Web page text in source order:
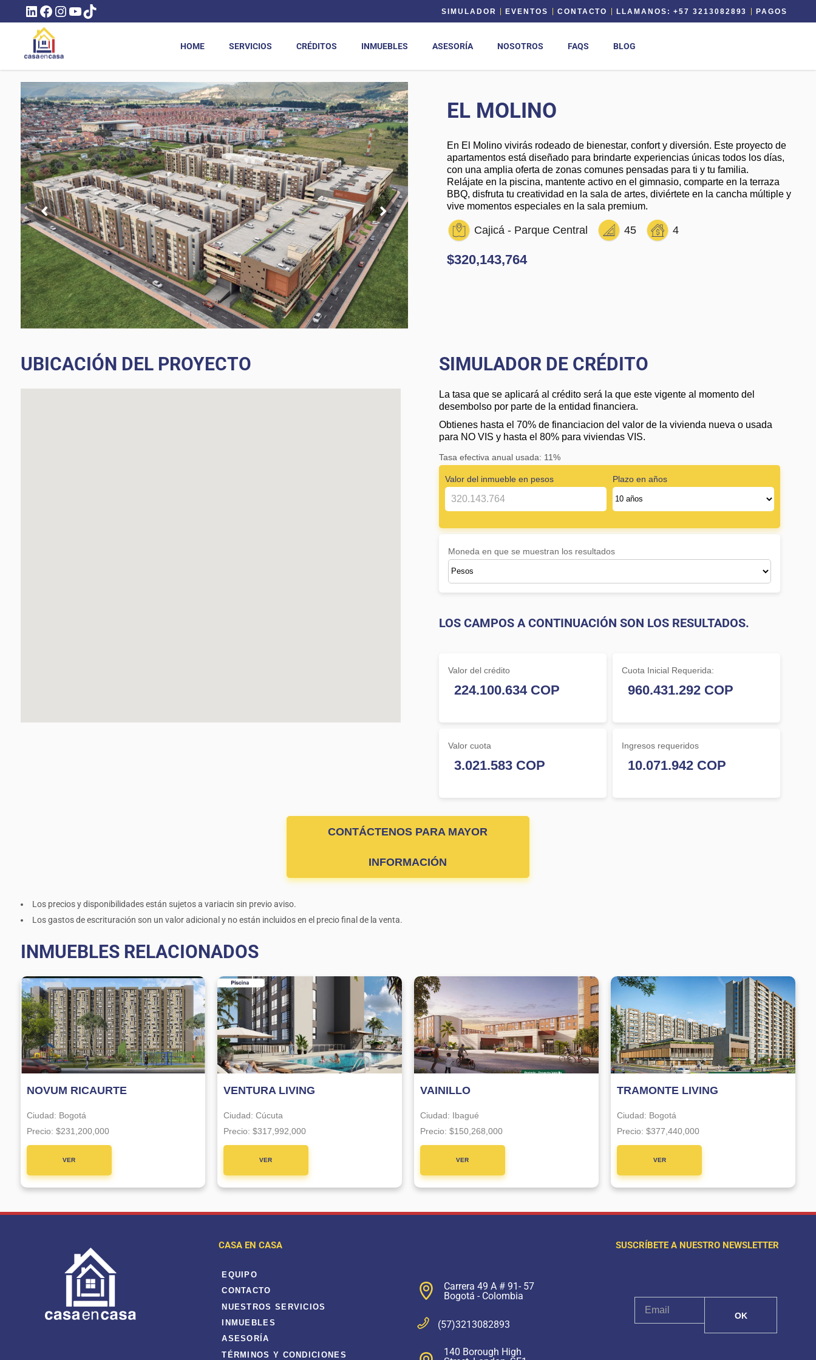
LINKEDIN
FACEBOOK
INSTAGRAM
YOUTUBE
TIKTOK SIMULADOR EVENTOS CONTACTO LLAMANOS: +57 3213082893 PAGOS
HOME SERVICIOS CRÉDITOS INMUEBLES ASESORÍA NOSOTROS FAQS BLOG
EL MOLINO
En El Molino vivirás rodeado de bienestar, confort y diversión. Este proyecto de
apartamentos está diseñado para brindarte experiencias únicas todos los días,
con una amplia oferta de zonas comunes pensadas para ti y tu familia.
Relájate en la piscina, mantente activo en el gimnasio, comparte en la terraza
BBQ, disfruta tu creatividad en la sala de artes, diviértete en la cancha múltiple y
vive momentos especiales en la sala premium.
Cajicá - Parque Central 45 4
$320,143,764
UBICACIÓN DEL PROYECTO SIMULADOR DE CRÉDITO
La tasa que se aplicará al crédito será la que este vigente al momento del
desembolso por parte de la entidad financiera.
Obtienes hasta el 70% de financiacion del valor de la vivienda nueva o usada
para NO VIS y hasta el 80% para viviendas VIS.
Tasa efectiva anual usada: 11%
Valor del inmueble en pesos Plazo en años
Moneda en que se muestran los resultados
LOS CAMPOS A CONTINUACIÓN SON LOS RESULTADOS.
Valor del crédito Cuota Inicial Requerida:
Valor cuota Ingresos requeridos
CONTÁCTENOS PARA MAYOR
INFORMACIÓN
Los precios y disponibilidades están sujetos a variacin sin previo aviso.
Los gastos de escrituración son un valor adicional y no están incluidos en el precio final de la venta.
INMUEBLES RELACIONADOS
NOVUM RICAURTE
Ciudad: Bogotá
Precio: $231,200,000
VER
VENTURA LIVING
Ciudad: Cúcuta
Precio: $317,992,000
VER
VAINILLO
Ciudad: Ibagué
Precio: $150,268,000
VER
TRAMONTE LIVING
Ciudad: Bogotá
Precio:$377,440,000
VER
CASA EN CASA
EQUIPO
CONTACTO
NUESTROS SERVICIOS
INMUEBLES
ASESORÍA
TÉRMINOS Y CONDICIONES
Carrera 49 A # 91- 57
Bogotá - Colombia
(57)3213082893
140 Borough High
SUSCRÍBETE A NUESTRO NEWSLETTER